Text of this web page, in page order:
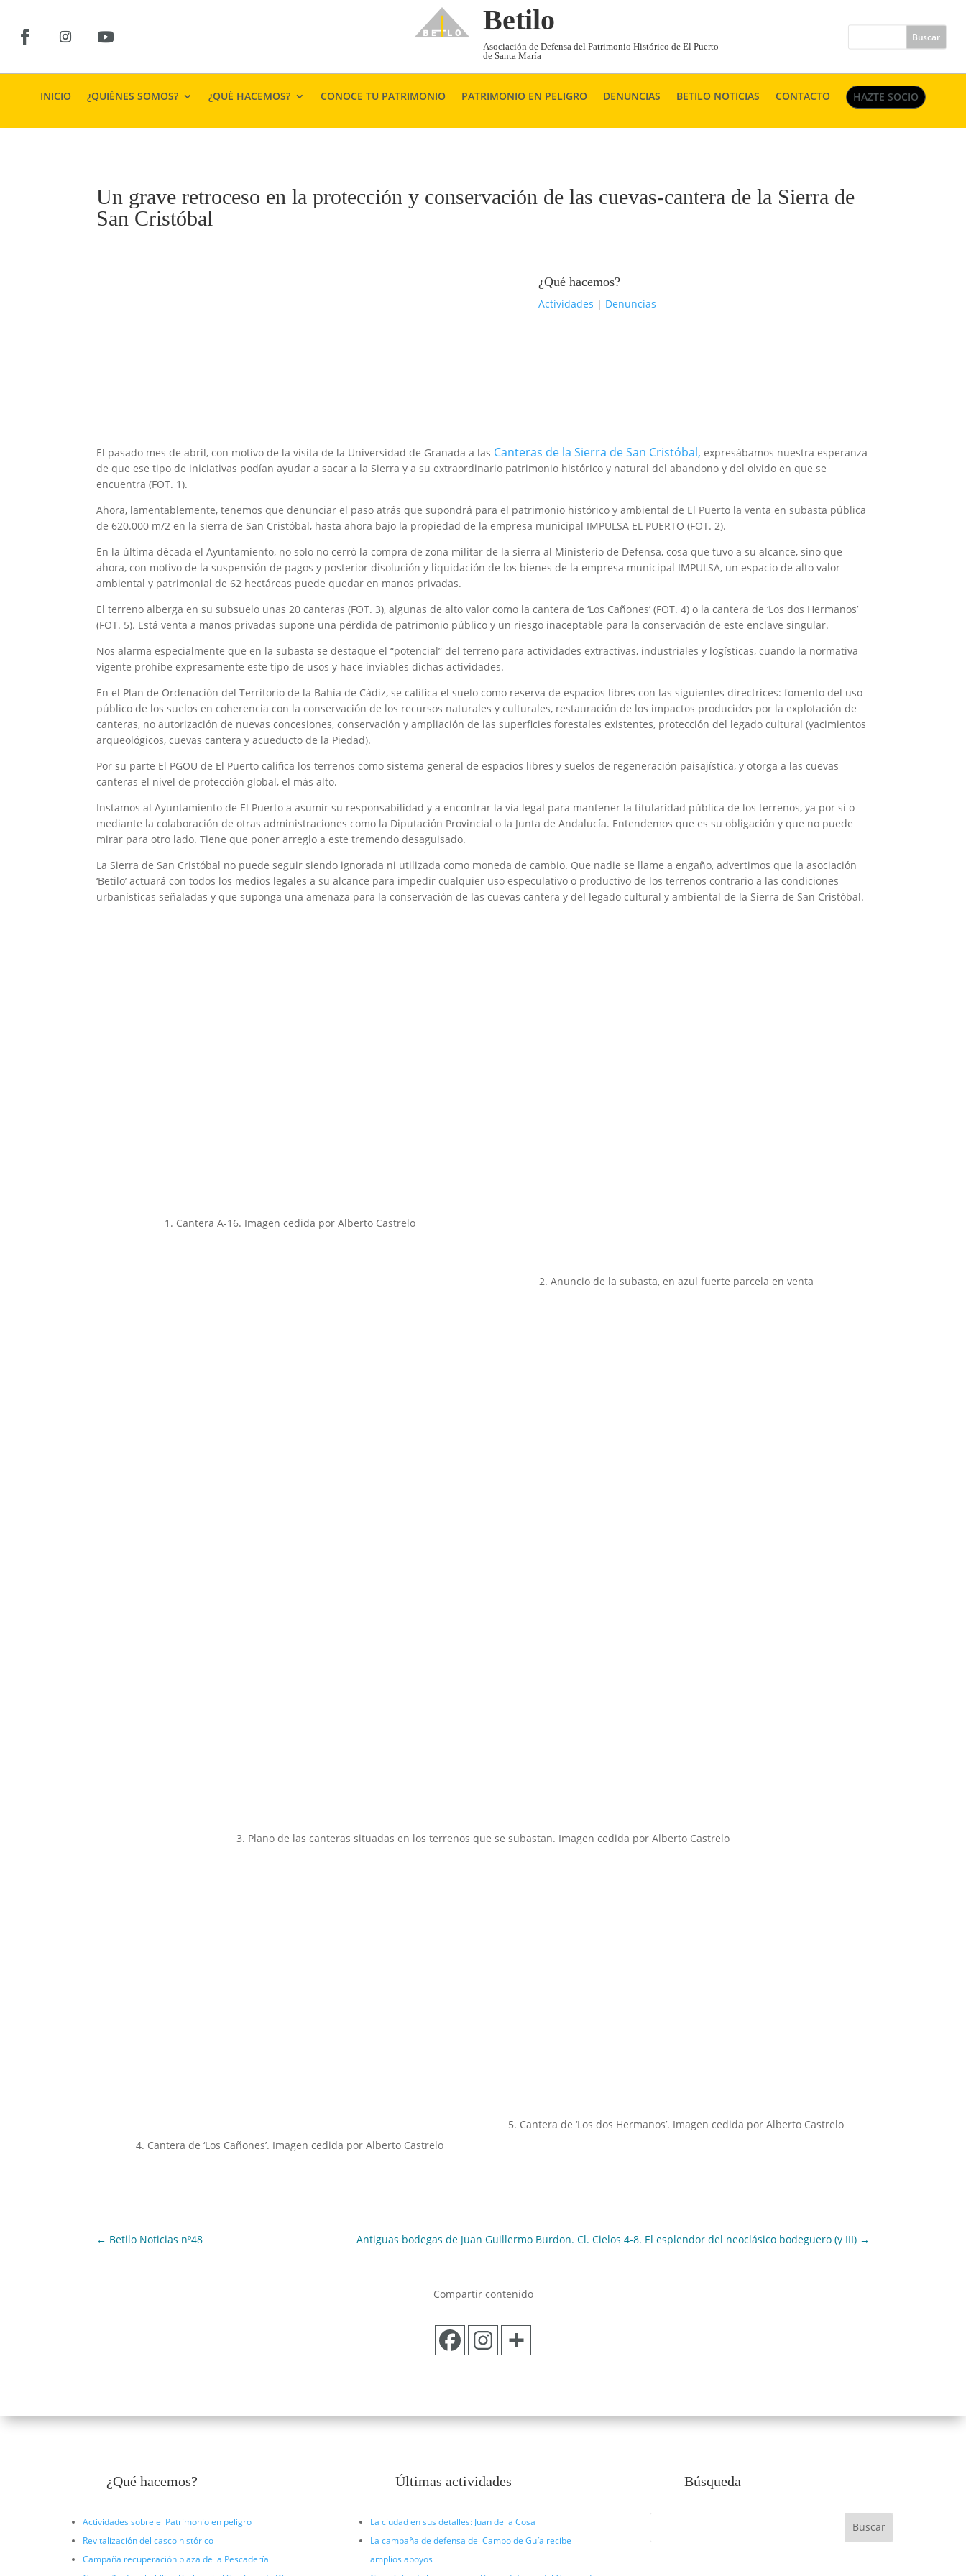
Betilo
Asociación de Defensa del Patrimonio Histórico de El Puerto
de Santa María
INICIO ¿QUIÉNES SOMOS? ¿QUÉ HACEMOS? CONOCE TU PATRIMONIO PATRIMONIO EN PELIGRO DENUNCIAS BETILO NOTICIAS CONTACTO HAZTE SOCIO
Un grave retroceso en la protección y conservación de las cuevas-cantera de la Sierra de
San Cristóbal
¿Qué hacemos?
Actividades | Denuncias
El pasado mes de abril, con motivo de la visita de la Universidad de Granada a las Canteras de la Sierra de San Cristóbal,expresábamos nuestra esperanza
de que ese tipo de iniciativas podían ayudar a sacar a la Sierra y a su extraordinario patrimonio histórico y natural del abandono y del olvido en que se
encuentra (FOT. 1).
Ahora, lamentablemente, tenemos que denunciar el paso atrás que supondrá para el patrimonio histórico y ambiental de El Puerto la venta en subasta pública
de 620.000 m/2 en la sierra de San Cristóbal, hasta ahora bajo la propiedad de la empresa municipal IMPULSA EL PUERTO (FOT. 2).
En la última década el Ayuntamiento, no solo no cerró la compra de zona militar de la sierra al Ministerio de Defensa, cosa que tuvo a su alcance, sino que
ahora, con motivo de la suspensión de pagos y posterior disolución y liquidación de los bienes de la empresa municipal IMPULSA, un espacio de alto valor
ambiental y patrimonial de 62 hectáreas puede quedar en manos privadas.
El terreno alberga en su subsuelo unas 20 canteras (FOT. 3), algunas de alto valor como la cantera de ‘Los Cañones’ (FOT. 4) o la cantera de ‘Los dos Hermanos’
(FOT. 5). Está venta a manos privadas supone una pérdida de patrimonio público y un riesgo inaceptable para la conservación de este enclave singular.
Nos alarma especialmente que en la subasta se destaque el “potencial” del terreno para actividades extractivas, industriales y logísticas, cuando la normativa
vigente prohíbe expresamente este tipo de usos y hace inviables dichas actividades.
En el Plan de Ordenación del Territorio de la Bahía de Cádiz, se califica el suelo como reserva de espacios libres con las siguientes directrices: fomento del uso
público de los suelos en coherencia con la conservación de los recursos naturales y culturales, restauración de los impactos producidos por la explotación de
canteras, no autorización de nuevas concesiones, conservación y ampliación de las superficies forestales existentes, protección del legado cultural (yacimientos
arqueológicos, cuevas cantera y acueducto de la Piedad).
Por su parte El PGOU de El Puerto califica los terrenos como sistema general de espacios libres y suelos de regeneración paisajística, y otorga a las cuevas
canteras el nivel de protección global, el más alto.
Instamos al Ayuntamiento de El Puerto a asumir su responsabilidad y a encontrar la vía legal para mantener la titularidad pública de los terrenos, ya por sí o
mediante la colaboración de otras administraciones como la Diputación Provincial o la Junta de Andalucía. Entendemos que es su obligación y que no puede
mirar para otro lado. Tiene que poner arreglo a este tremendo desaguisado.
La Sierra de San Cristóbal no puede seguir siendo ignorada ni utilizada como moneda de cambio. Que nadie se llame a engaño, advertimos que la asociación
‘Betilo’ actuará con todos los medios legales a su alcance para impedir cualquier uso especulativo o productivo de los terrenos contrario a las condiciones
urbanísticas señaladas y que suponga una amenaza para la conservación de las cuevas cantera y del legado cultural y ambiental de la Sierra de San Cristóbal.
1. Cantera A-16. Imagen cedida por Alberto Castrelo
2. Anuncio de la subasta, en azul fuerte parcela en venta
3. Plano de las canteras situadas en los terrenos que se subastan. Imagen cedida por Alberto Castrelo
4. Cantera de ‘Los Cañones’. Imagen cedida por Alberto Castrelo
5. Cantera de ‘Los dos Hermanos’. Imagen cedida por Alberto Castrelo
← Betilo Noticias nº48 Antiguas bodegas de Juan Guillermo Burdon. Cl. Cielos 4-8. El esplendor del neoclásico bodeguero (y III)→
Compartir contenido
¿Qué hacemos?
Actividades sobre el Patrimonio en peligro
Revitalización del casco histórico
Campaña recuperación plaza de la Pescadería
Últimas actividades
La ciudad en sus detalles: Juan de la Cosa
La campaña de defensa del Campo de Guía recibe
amplios apoyos
Búsqueda